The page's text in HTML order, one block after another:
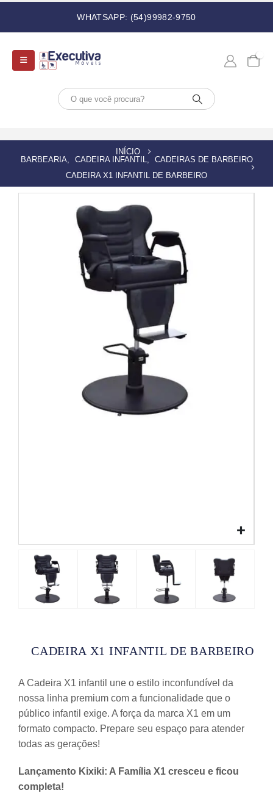
WHATSAPP: (54)99982-9750
INÍCIO
BARBEARIA, CADEIRA INFANTIL,
CADEIRAS DE BARBEIRO
CADEIRA X1 INFANTIL DE BARBEIRO
CADEIRA X1 INFANTIL DE BARBEIRO
A Cadeira X1 infantil une o estilo inconfundível da
nossa linha premium com a funcionalidade que o
público infantil exige. A força da marca X1 em um
formato compacto. Prepare seu espaço para atender
todas as gerações!
Lançamento Kixiki: A Família X1 cresceu e ficou
completa!